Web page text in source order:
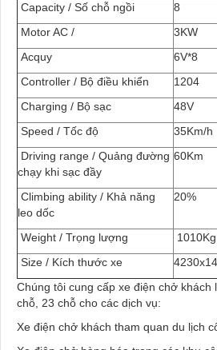
Capacity / Số chỗ ngồi
8
Motor AC /
3KW
Acquy
6V*8
Controller / Bộ điều khiển
1204
Charging / Bộ sạc
48V
Speed / Tốc độ
35Km/h
Driving range / Quảng đường
chạy khi sạc đầy
60Km
Climbing ability / Khả năng
leo dốc
20%
Weight / Trọng lượng
1010Kg
Size / Kích thước xe
Chúng tôi cung cấp xe điện chở khách
chỗ, 23 chỗ cho các dịch vụ:
Xe điện chở khách tham quan du lịch